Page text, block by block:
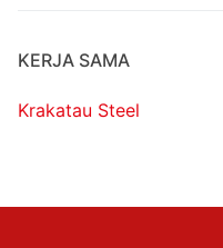
KERJA SAMA
Krakatau Steel